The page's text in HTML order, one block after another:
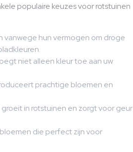
populaire keuzes voor rotstuinen
hun vermogen om droge
niet alleen kleur toe aan uw
prachtige bloemen en
in rotstuinen en zorgt voor geur
die perfect zijn voor